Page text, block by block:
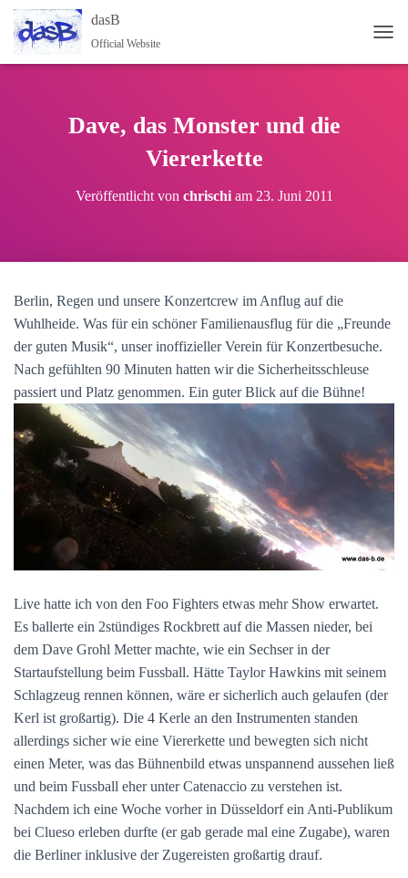
dasB
Official Website
Dave, das Monster und die
Viererkette
Veröffentlicht von chrischiam 23. Juni 2011
Berlin, Regen und unsere Konzertcrew im Anflug auf die
Wuhlheide. Was für ein schöner Familienausflug für die „Freunde
der guten Musik“, unser inoffizieller Verein für Konzertbesuche.
Nach gefühlten 90 Minuten hatten wir die Sicherheitsschleuse
passiert und Platz genommen. Ein guter Blick auf die Bühne!
Live hatte ich von den Foo Fighters etwas mehr Show erwartet.
Es ballerte ein 2stündiges Rockbrett auf die Massen nieder, bei
dem Dave Grohl Metter machte, wie ein Sechser in der
Startaufstellung beim Fussball. Hätte Taylor Hawkins mit seinem
Schlagzeug rennen können, wäre er sicherlich auch gelaufen (der
Kerl ist großartig). Die 4 Kerle an den Instrumenten standen
allerdings sicher wie eine Viererkette und bewegten sich nicht
einen Meter, was das Bühnenbild etwas unspannend aussehen ließ
und beim Fussball eher unter Catenaccio zu verstehen ist.
Nachdem ich eine Woche vorher in Düsseldorf ein Anti-Publikum
bei Clueso erleben durfte (er gab gerade mal eine Zugabe), waren
die Berliner inklusive der Zugereisten großartig drauf.